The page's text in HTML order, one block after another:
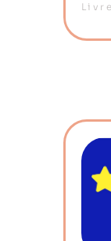
Livre